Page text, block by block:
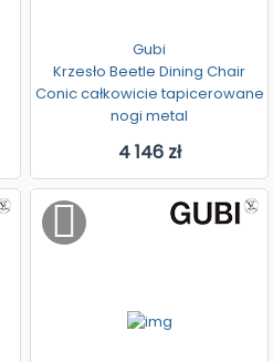
Gubi
Krzesło Beetle Dining Chair
Conic całkowicie tapicerowane
nogi metal
4 146 zł